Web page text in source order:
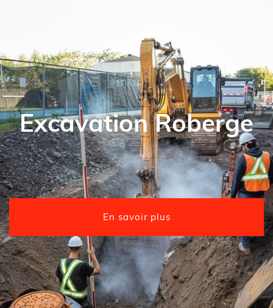
Excavation Roberge
En savoir plus